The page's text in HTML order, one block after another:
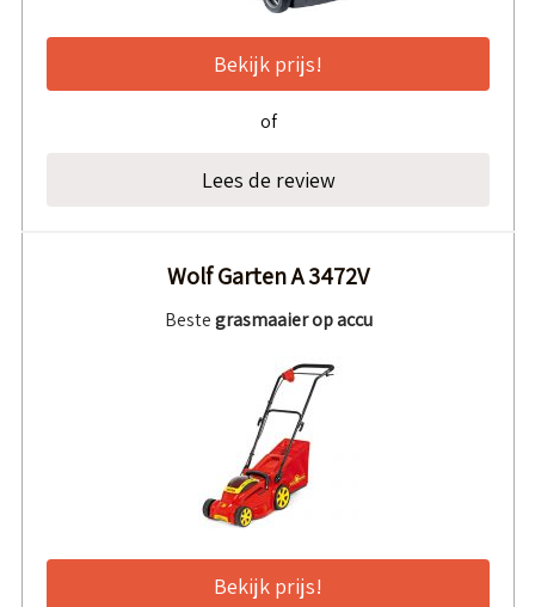
Bekijk prijs!
of
Lees de review
Wolf Garten A 3472V
Bestegrasmaaier op accu
Bekijk prijs!